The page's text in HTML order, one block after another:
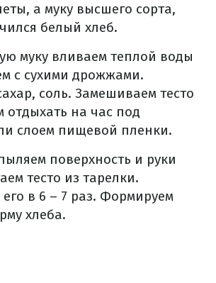
а муку высшего сорта,
белый хлеб.
муку вливаем теплой воды
с сухими дрожжами.
соль. Замешиваем тесто
отдыхать на час под
слоем пищевой пленки.
поверхность и руки
тесто из тарелки.
его в 6 – 7 раз. Формируем
хлеба.